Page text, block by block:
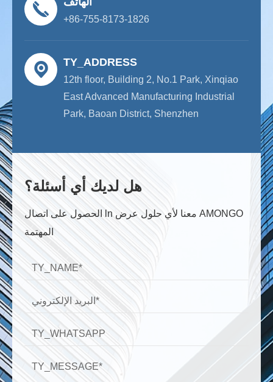
+86-755-8173-1826
TY_ADDRESS
12th floor, Building 2, No.1 Park, Xinqiao
East Advanced Manufacturing Industrial
Park, Baoan District, Shenzhen
هل لديك أي أسئلة؟
الحصول على اتصال ln معنا لأي حلول عرض AMONGO
المهتمة